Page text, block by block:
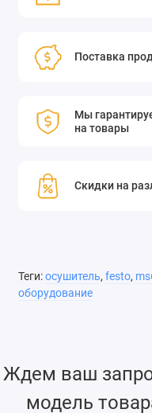
Поставка
Мы
на товары
Скидки на
Теги:осушитель, festo,
оборудование
Ждем ваш
модель